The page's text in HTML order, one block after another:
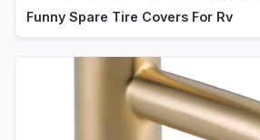
Funny Spare Tire Covers For Rv